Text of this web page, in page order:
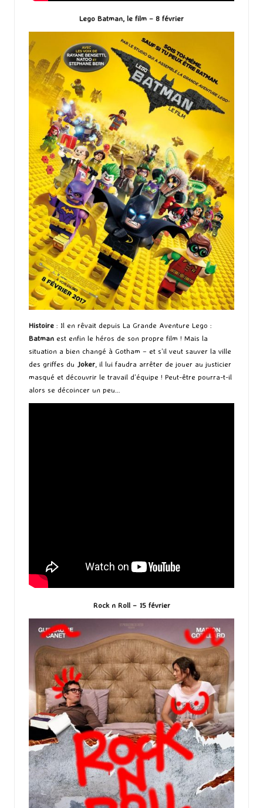
Lego Batman, le film – 8 février
Histoire : Il en rêvait depuis La Grande Aventure Lego :
Batman est enfin le héros de son propre film ! Mais la
situation a bien changé à Gotham – et s’il veut sauver la ville
des griffes du Joker , il lui faudra arrêter de jouer au justicier
masqué et découvrir le travail d’équipe ! Peut-être pourra-t-il
alors se décoincer un peu…
Rock n Roll – 15 février